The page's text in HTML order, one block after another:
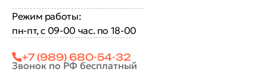
Режим работы:
пн-пт, с 09-00 час. по 18-00
+7 (989) 680-54-32
Звонок по РФ бесплатный